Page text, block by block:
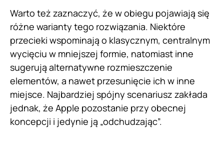
Warto też zaznaczyć, że w obiegu pojawiają się
różne warianty tego rozwiązania. Niektóre
przecieki wspominają o klasycznym, centralnym
wycięciu w mniejszej formie, natomiast inne
sugerują alternatywne rozmieszczenie
elementów, a nawet przesunięcie ich w inne
miejsce. Najbardziej spójny scenariusz zakłada
jednak, że Apple pozostanie przy obecnej
koncepcji i jedynie ją „odchudzając”.